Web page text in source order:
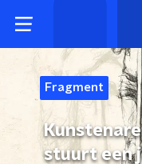
Fragment
stuurt een